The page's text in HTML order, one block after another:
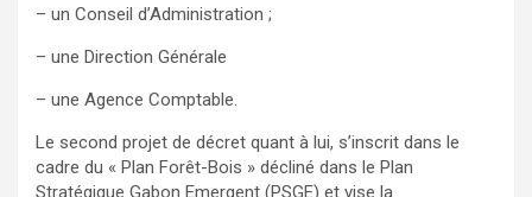
– un Conseil d’Administration ;
– une Direction Générale
– une Agence Comptable.
Le second projet de décret quant à lui, s’inscrit dans le
cadre du « Plan Forêt-Bois » décliné dans le Plan
Stratégique Gabon Emergent (PSGE) et vise la